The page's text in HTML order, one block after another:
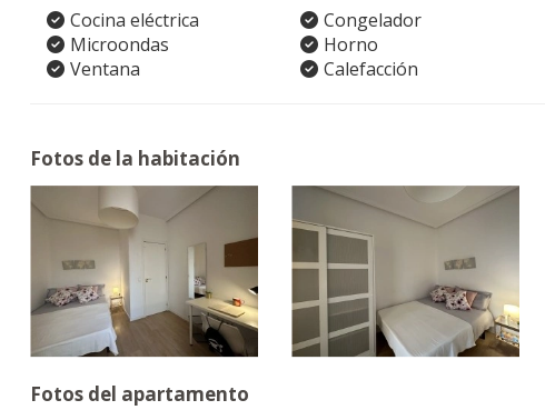
Cocina eléctrica Congelador
Microondas
Horno
Ventana
Calefacción
Fotos de la habitación
Fotos del apartamento